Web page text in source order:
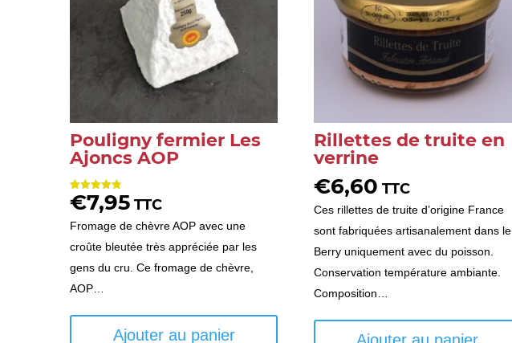
Pouligny fermier Les
Ajoncs AOP
Note
4.80
€7,95 TTC
Fromage de chèvre AOP avec une
croûte bleutée très appréciée par les
gens du cru. Ce fromage de chèvre,
AOP…
Ajouter au panier
Rillettes de truite en
verrine
€6,60 TTC
Ces rillettes de truite d’origine France
sont fabriquées artisanalement dans le
Berry uniquement avec du poisson.
Conservation température ambiante.
Composition…